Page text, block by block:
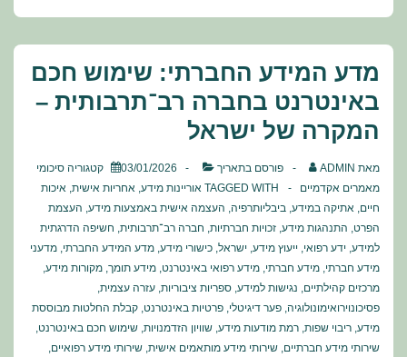
מדע המידע החברתי: שימוש חכם
באינטרנט בחברה רב־תרבותית –
המקרה של ישראל
מאת ADMIN פורסם בתאריך 03/01/2026 קטגוריה סיכומי
מאמרים אקדמיים
TAGGED WITH אוריינות מידע, אחריות אישית, איכות
חיים, אתיקה במידע, ביבליותרפיה, העצמה אישית באמצעות מידע, העצמת
הפרט, התנהגות מידע, זכויות חברתיות, חברה רב־תרבותית, חשיפה הדרגתית
למידע, ידע רפואי, ייעוץ מידע, ישראל, כישורי מידע, מדע המידע החברתי, מדעני
מידע חברתי, מידע חברתי, מידע רפואי באינטרנט, מידע תומך, מקורות מידע,
מרכזים קהילתיים, נגישות למידע, ספריות ציבוריות, עזרה עצמית,
פסיכונוירואימונולוגיה, פער דיגיטלי, פרטיות באינטרנט, קבלת החלטות מבוססת
מידע, ריבוי שפות, רמת מודעות מידע, שוויון הזדמנויות, שימוש חכם באינטרנט,
שירותי מידע חברתיים, שירותי מידע מותאמים אישית, שירותי מידע רפואיים,